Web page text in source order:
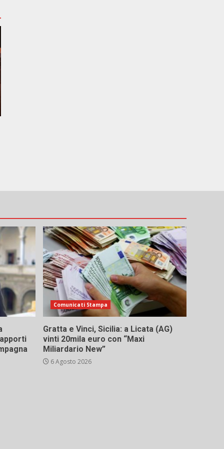
Comunicati Stampa
Gratta e Vinci, Sicilia: a Licata (AG)
vinti 20mila euro con “Maxi
Miliardario New”
6 Agosto 2026